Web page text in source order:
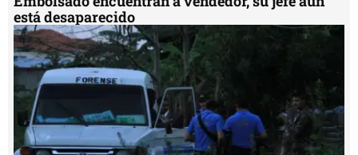
está desaparecido